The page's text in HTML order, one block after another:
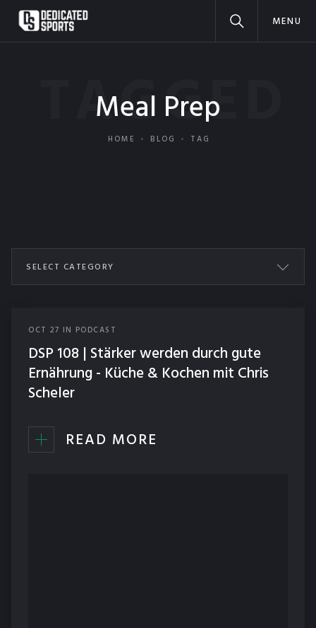
MENU
Meal Prep
TAGGED
HOME BLOG TAG
SELECT CATEGORY
ERNÄHRUNG
NEWS
TECHNIK
OCT 27 IN PODCAST
DSP 108 | Stärker werden durch gute
Ernährung - Küche & Kochen mit Chris
Scheler
READ MORE